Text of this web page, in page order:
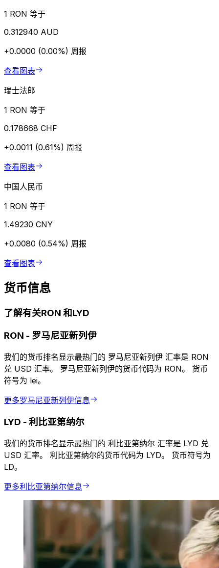
1 RON 等于
0.312940 AUD
+0.0000 (0.00%) 周报
查看图表
瑞士法郎
1 RON 等于
0.178668 CHF
+0.0011 (0.61%) 周报
查看图表
中国人民币
1 RON 等于
1.49230 CNY
+0.0080 (0.54%) 周报
查看图表
货币信息
了解有关RON 和LYD
RON - 罗马尼亚新列伊
我们的货币排名显示最热门的 罗马尼亚新列伊 汇率是 RON
兑 USD 汇率。 罗马尼亚新列伊的货币代码为 RON。 货币
符号为 lei。
更多罗马尼亚新列伊信息
LYD - 利比亚第纳尔
我们的货币排名显示最热门的 利比亚第纳尔 汇率是 LYD 兑
USD 汇率。 利比亚第纳尔的货币代码为 LYD。 货币符号为
LD。
更多利比亚第纳尔信息